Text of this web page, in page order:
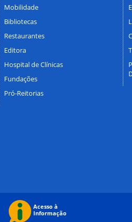
Mobilidade
Bibliotecas
Restaurantes
Editora
Hospital de Clínicas
Fundações
Pró-Reitorias